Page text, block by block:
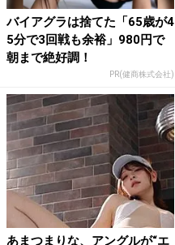
バイアグラは捨てた「65歳が4
5分で3回戦も余裕」980円で
朝まで絶好調！
PR(健商株式会社)
あまつまりな、アングルが“エ